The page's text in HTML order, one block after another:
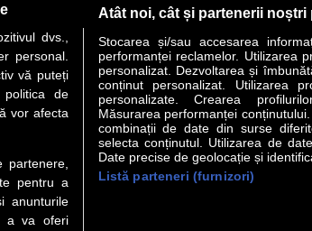
LIDERI ANALIZE HI-TECH MEET
Politica de confidentialitate
Termeni si conditii
About cookies
Servicii
dvs.,
personal.
vă puteți
de
vor afecta
partenere,
pentru a
anunturile
a va oferi
Atât noi, cât și partenerii
Stocarea și/sau accesarea
performanței reclamelor. Utilizarea
personalizat. Dezvoltarea și
conținut personalizat. Utilizarea
personalizate. Crearea
Măsurarea performanței
combinații de date din surse
selecta conținutul. Utilizarea de
Date precise de geolocație și
Listă parteneri (furnizori)